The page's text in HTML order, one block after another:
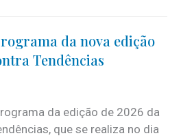
da nova edição
Tendências
da edição de 2026 da
que se realiza no dia